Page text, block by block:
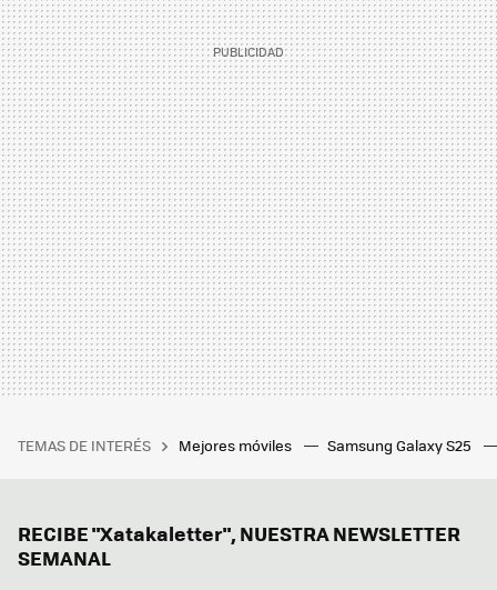
TEMAS DE INTERÉS Mejores móviles Samsung Galaxy S25
RECIBE "Xatakaletter", NUESTRA NEWSLETTER
SEMANAL